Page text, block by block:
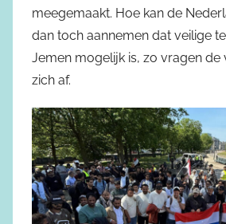
meegemaakt. Hoe kan de
dan toch aannemen dat veilige
Jemen mogelijk is, zo vragen de
zich af.